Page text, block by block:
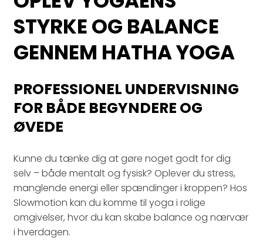
STYRKE OG BALANCE
GENNEM HATHA YOGA
PROFESSIONEL UNDERVISNING
FOR BÅDE BEGYNDERE OG
ØVEDE
Kunne du tænke dig at gøre noget godt for dig
selv – både mentalt og fysisk? Oplever du stress,
manglende energi eller spændinger i kroppen? Hos
Slowmotion kan du komme til yoga i rolige
omgivelser, hvor du kan skabe balance og nærvær
i hverdagen.